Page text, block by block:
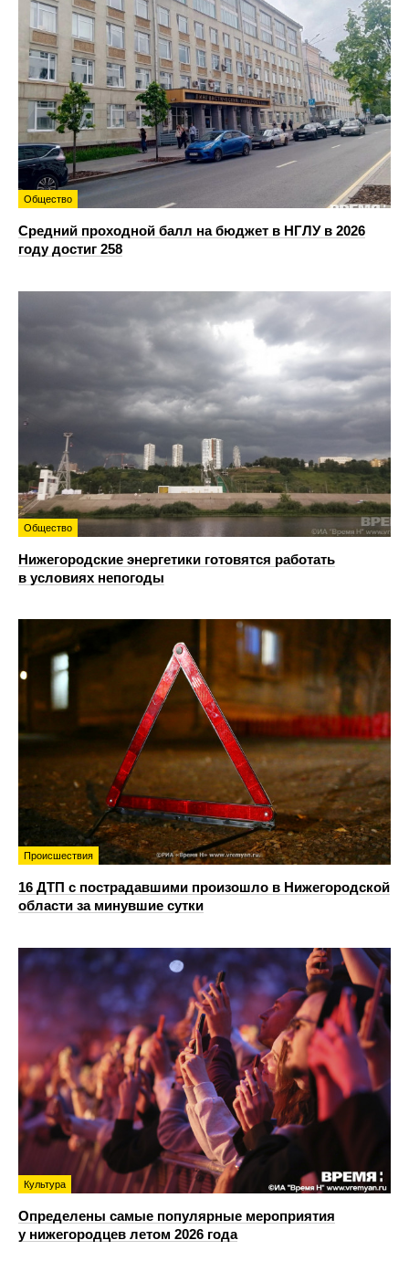
Общество
Средний проходной балл на бюджет в НГЛУ в 2026
году достиг 258
Общество
Нижегородские энергетики готовятся работать
в условиях непогоды
Происшествия
16 ДТП с пострадавшими произошло в Нижегородской
области за минувшие сутки
Культура
Определены самые популярные мероприятия
у нижегородцев летом 2026 года